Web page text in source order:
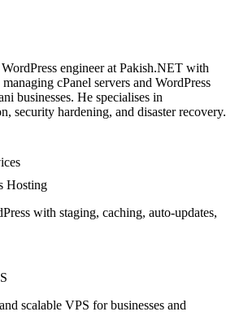
engineer at Pakish.NET with
cPanel servers and WordPress
businesses. He specialises in
security hardening, and disaster recovery.
Hosting
with staging, caching, auto-updates,
scalable VPS for businesses and